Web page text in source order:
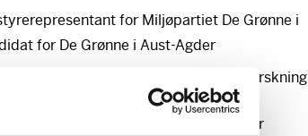
for Miljøpartiet De Grønne i
for De Grønne i Aust-Agder
forsker ved Institutt for samfunnsforskning
del av forskningsprosjektet «Status for